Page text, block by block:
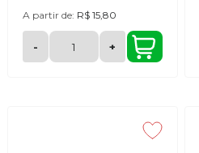
A partir de: R$ 15,80
- +